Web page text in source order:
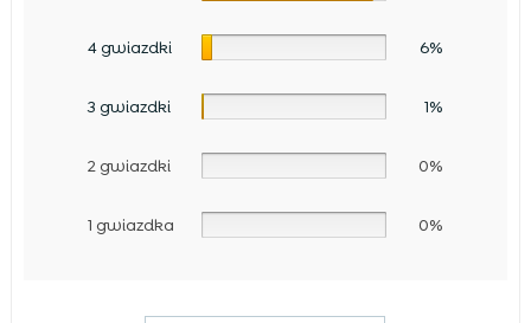
4 gwiazdki 6%
3 gwiazdki 1%
2 gwiazdki 0%
1 gwiazdka 0%